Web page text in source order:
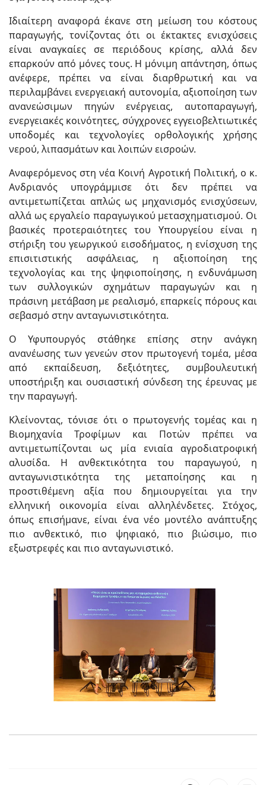
Ιδιαίτερη αναφορά έκανε στη μείωση του κόστους
παραγωγής, τονίζοντας ότι οι έκτακτες ενισχύσεις
είναι αναγκαίες σε περιόδους κρίσης, αλλά δεν
επαρκούν από μόνες τους. Η μόνιμη απάντηση, όπως
ανέφερε, πρέπει να είναι διαρθρωτική και να
περιλαμβάνει ενεργειακή αυτονομία, αξιοποίηση των
ανανεώσιμων πηγών ενέργειας, αυτοπαραγωγή,
ενεργειακές κοινότητες, σύγχρονες εγγειοβελτιωτικές
υποδομές και τεχνολογίες ορθολογικής χρήσης
νερού, λιπασμάτων και λοιπών εισροών.
Αναφερόμενος στη νέα Κοινή Αγροτική Πολιτική, ο κ.
Ανδριανός υπογράμμισε ότι δεν πρέπει να
αντιμετωπίζεται απλώς ως μηχανισμός ενισχύσεων,
αλλά ως εργαλείο παραγωγικού μετασχηματισμού. Οι
βασικές προτεραιότητες του Υπουργείου είναι η
στήριξη του γεωργικού εισοδήματος, η ενίσχυση της
επισιτιστικής ασφάλειας, η αξιοποίηση της
τεχνολογίας και της ψηφιοποίησης, η ενδυνάμωση
των συλλογικών σχημάτων παραγωγών και η
πράσινη μετάβαση με ρεαλισμό, επαρκείς πόρους και
σεβασμό στην ανταγωνιστικότητα.
Ο Υφυπουργός στάθηκε επίσης στην ανάγκη
ανανέωσης των γενεών στον πρωτογενή τομέα, μέσα
από εκπαίδευση, δεξιότητες, συμβουλευτική
υποστήριξη και ουσιαστική σύνδεση της έρευνας με
την παραγωγή.
Κλείνοντας, τόνισε ότι ο πρωτογενής τομέας και η
Βιομηχανία Τροφίμων και Ποτών πρέπει να
αντιμετωπίζονται ως μία ενιαία αγροδιατροφική
αλυσίδα. Η ανθεκτικότητα του παραγωγού, η
ανταγωνιστικότητα της μεταποίησης και η
προστιθέμενη αξία που δημιουργείται για την
ελληνική οικονομία είναι αλληλένδετες. Στόχος,
όπως επισήμανε, είναι ένα νέο μοντέλο ανάπτυξης
πιο ανθεκτικό, πιο ψηφιακό, πιο βιώσιμο, πιο
εξωστρεφές και πιο ανταγωνιστικό.